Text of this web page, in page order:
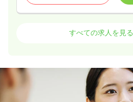
正・准看護師
円〜
（休憩60分）
時給1,500円以上可
すべての求人を見る